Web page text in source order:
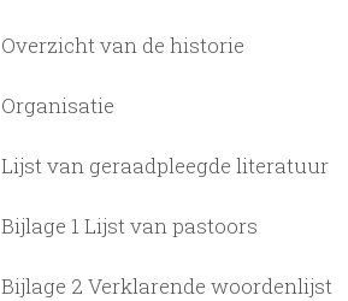
Overzicht van de historie
Organisatie
Lijst van geraadpleegde literatuur
Bijlage 1 Lijst van pastoors
Bijlage 2 Verklarende woordenlijst